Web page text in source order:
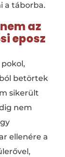
a táborba.
az
eposz
betörtek
sikerült
nem
ellenére a